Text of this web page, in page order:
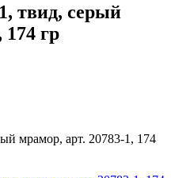
твид, серый
174 гр
мрамор, арт. 20783-1, 174